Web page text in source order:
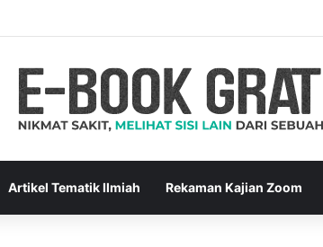
Bukti Keimanan – Hadits Ke-13 Arbain Nawawi
Artikel Tematik Ilmiah Rekaman Kajian Zoom